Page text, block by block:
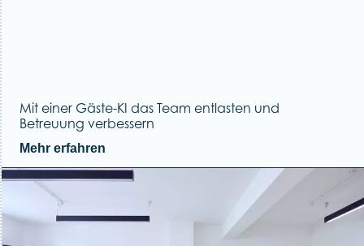
Mit einer Gäste-KI das Team entlasten und
Betreuung verbessern
Mehr erfahren